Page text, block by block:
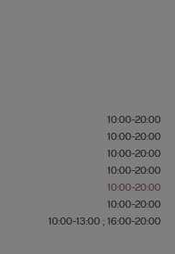
10:00-20:00
10:00-20:00
10:00-20:00
10:00-20:00
10:00-20:00
10:00-20:00
10:00-13:00 ; 16:00-20:00